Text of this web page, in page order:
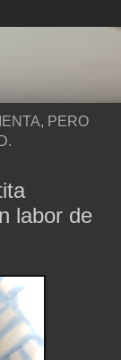
PERO
labor de